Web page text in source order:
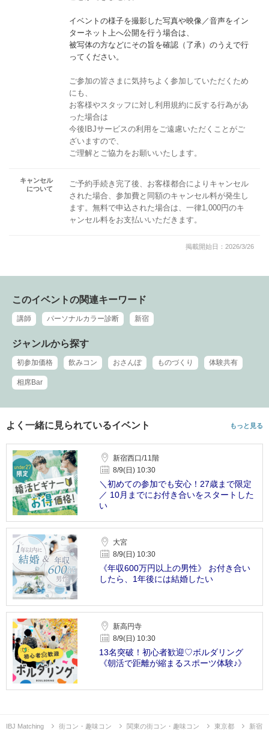
イベントの様子を撮影した写真や映像／音声をイン
ターネット上へ公開を行う場合は、
被写体の方などにその旨を確認（了承）のうえで行
ってください。
ご参加の皆さまに気持ちよく参加していただくため
にも、
お客様やスタッフに対し利用規約に反する行為があ
った場合は
今後IBJサービスの利用をご遠慮いただくことがご
ざいますので、
ご理解とご協力をお願いいたします。
キャンセル
について
ご予約手続き完了後、お客様都合によりキャンセル
された場合、参加費と同額のキャンセル料が発生し
ます。無料で申込された場合は、一律1,000円のキ
ャンセル料をお支払いいただきます。
掲載開始日：2026/3/26
このイベントの関連キーワード
講師 パーソナルカラー診断 新宿
ジャンルから探す
初参加価格 飲みコン おさんぽ ものづくり 体験共有
相席Bar
よく一緒に見られているイベント もっと見る
新宿西口/11階
8/9(日) 10:30
＼初めての参加でも安心！27歳まで限定
／ 10月までにお付き合いをスタートした
い
大宮
8/9(日) 10:30
《年収600万円以上の男性》 お付き合い
したら、1年後には結婚したい
新高円寺
8/9(日) 10:30
13名突破！初心者歓迎♡ボルダリング
《朝活で距離が縮まるスポーツ体験♪》
IBJ Matching 街コン・趣味コン 関東の街コン・趣味コン 東京都 新宿